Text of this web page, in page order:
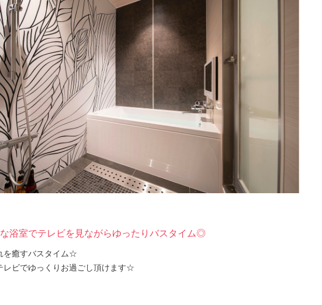
浴室でテレビを見ながらゆったりバスタイム◎
を癒すバスタイム☆
レビでゆっくりお過ごし頂けます☆